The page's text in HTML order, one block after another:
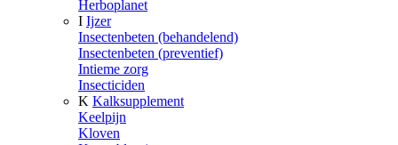
Herboplanet
I Ijzer
Insectenbeten (behandelend)
Insectenbeten (preventief)
Intieme zorg
Insecticiden
K Kalksupplement
Keelpijn
Kloven